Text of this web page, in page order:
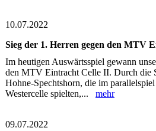
10.07.2022
Sieg der 1. Herren gegen den MTV
Im heutigen Auswärtsspiel gewann
den MTV Eintracht Celle II. Durch die
Hohne-Spechtshorn, die im
Westercelle spielten,... mehr
09.07.2022